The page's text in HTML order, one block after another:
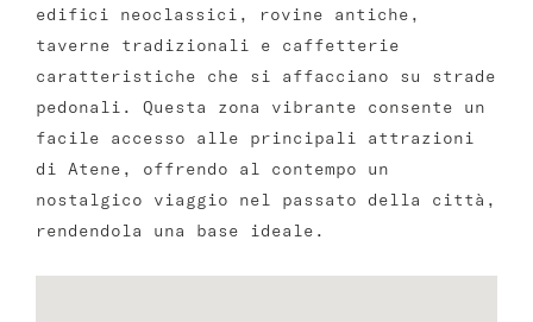
edifici neoclassici, rovine antiche,
taverne tradizionali e caffetterie
caratteristiche che si affacciano su strade
pedonali. Questa zona vibrante consente un
facile accesso alle principali attrazioni
di Atene, offrendo al contempo un
nostalgico viaggio nel passato della città,
rendendola una base ideale.